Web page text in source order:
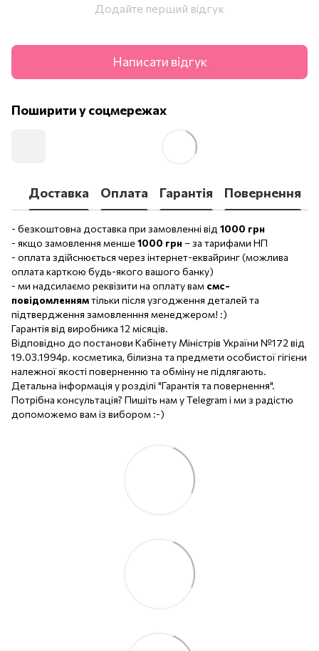
Додайте перший відгук
Написати відгук
Поширити у соцмережах
Доставка Оплата Гарантія Повернення
- безкоштовна доставка при замовленні від 1000 грн
- якщо замовлення менше 1000 грн– за тарифами НП
- оплата здійснюється через інтернет-еквайринг (можлива
оплата карткою будь-якого вашого банку)
- ми надсилаємо реквізити на оплату вам смс-
повідомленнямтільки після узгодження деталей та
підтвердження замовленння менеджером! :)
Гарантія від виробника 12 місяців.
Відповідно до постанови Кабінету Міністрів України №172 від
19.03.1994р. косметика, білизна та предмети особистої гігієни
належної якості поверненню та обміну не підлягають.
Детальна інформація у розділі "Гарантія та повернення".
Потрібна консультація? Пишіть нам у Telegram і ми з радістю
допоможемо вам із вибором :-)